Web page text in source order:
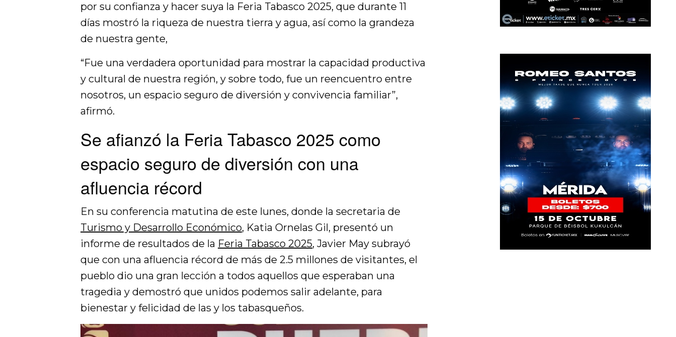
por su confianza y hacer suya la Feria Tabasco 2025, que durante 11
días mostró la riqueza de nuestra tierra y agua, así como la grandeza
de nuestra gente,
“Fue una verdadera oportunidad para mostrar la capacidad productiva
y cultural de nuestra región, y sobre todo, fue un reencuentro entre
nosotros, un espacio seguro de diversión y convivencia familiar”,
afirmó.
Se afianzó la Feria Tabasco 2025 como
espacio seguro de diversión con una
afluencia récord
En su conferencia matutina de este lunes, donde la secretaria de
Turismo y Desarrollo Económico, Katia Ornelas Gil, presentó un
informe de resultados de la Feria Tabasco 2025, Javier May subrayó
que con una afluencia récord de más de 2.5 millones de visitantes, el
pueblo dio una gran lección a todos aquellos que esperaban una
tragedia y demostró que unidos podemos salir adelante, para
bienestar y felicidad de las y los tabasqueños.